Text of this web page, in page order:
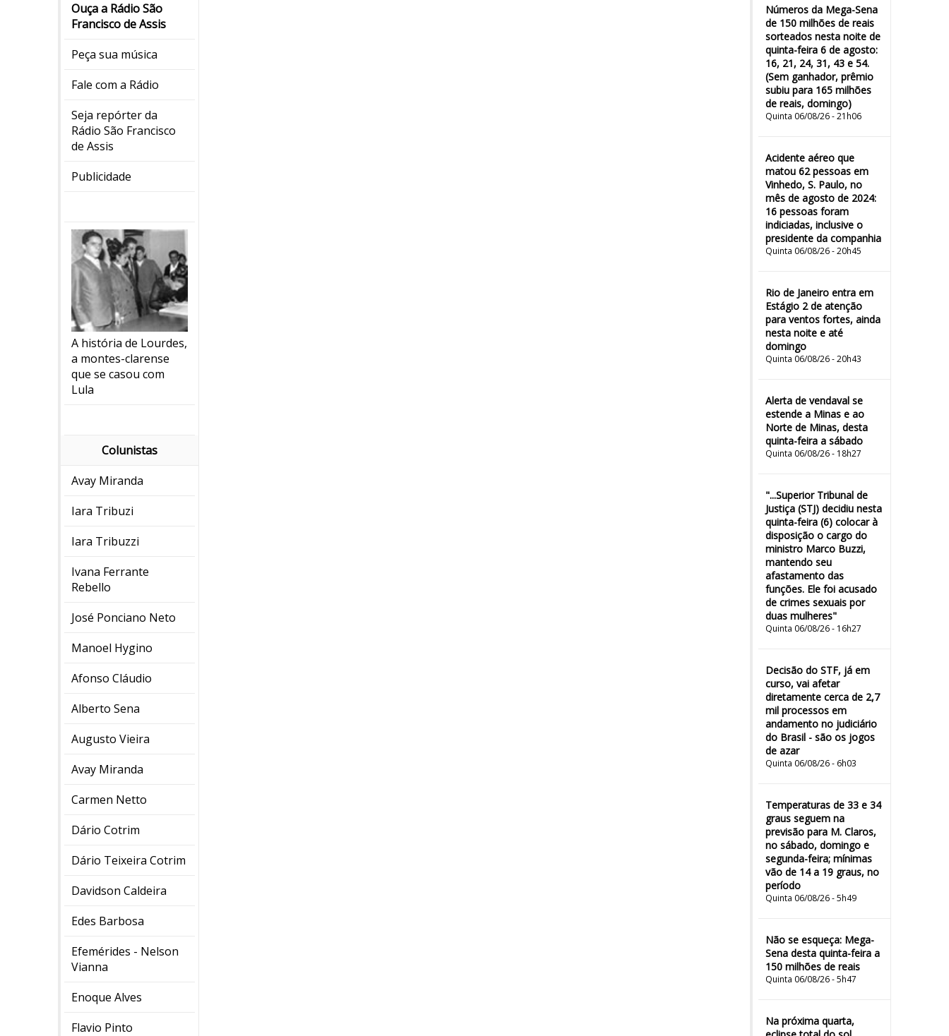
Ouça a Rádio São
Francisco de Assis
Peça sua música
Fale com a Rádio
Seja repórter da
Rádio São Francisco
de Assis
Publicidade
A história de Lourdes,
a montes-clarense
que se casou com
Lula
Colunistas
Avay Miranda
Iara Tribuzi
Iara Tribuzzi
Ivana Ferrante
Rebello
José Ponciano Neto
Manoel Hygino
Afonso Cláudio
Alberto Sena
Augusto Vieira
Avay Miranda
Carmen Netto
Dário Cotrim
Dário Teixeira Cotrim
Davidson Caldeira
Edes Barbosa
Efemérides - Nelson
Vianna
Enoque Alves
Flavio Pinto
Números da Mega-Sena
de 150 milhões de reais
sorteados nesta noite de
quinta-feira 6 de agosto:
16, 21, 24, 31, 43 e 54.
(Sem ganhador, prêmio
subiu para 165 milhões
de reais, domingo)
Quinta 06/08/26 - 21h06
Acidente aéreo que
matou 62 pessoas em
Vinhedo, S. Paulo, no
mês de agosto de 2024:
16 pessoas foram
indiciadas, inclusive o
presidente da companhia
Quinta 06/08/26 - 20h45
Rio de Janeiro entra em
Estágio 2 de atenção
para ventos fortes, ainda
nesta noite e até
domingo
Quinta 06/08/26 - 20h43
Alerta de vendaval se
estende a Minas e ao
Norte de Minas, desta
quinta-feira a sábado
Quinta 06/08/26 - 18h27
"...Superior Tribunal de
Justiça (STJ) decidiu nesta
quinta-feira (6) colocar à
disposição o cargo do
ministro Marco Buzzi,
mantendo seu
afastamento das
funções. Ele foi acusado
de crimes sexuais por
duas mulheres"
Quinta 06/08/26 - 16h27
Decisão do STF, já em
curso, vai afetar
diretamente cerca de 2,7
mil processos em
andamento no judiciário
do Brasil - são os jogos
de azar
Quinta 06/08/26 - 6h03
Temperaturas de 33 e 34
graus seguem na
previsão para M. Claros,
no sábado, domingo e
segunda-feira; mínimas
vão de 14 a 19 graus, no
período
Quinta 06/08/26 - 5h49
Não se esqueça: Mega-
Sena desta quinta-feira a
150 milhões de reais
Quinta 06/08/26 - 5h47
Na próxima quarta,